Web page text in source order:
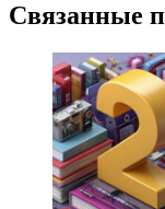
Связанные